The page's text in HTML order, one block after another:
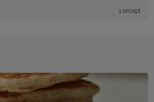
1 recept